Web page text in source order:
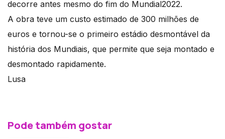
decorre antes mesmo do fim do Mundial2022.
A obra teve um custo estimado de 300 milhões de
euros e tornou-se o primeiro estádio desmontável da
história dos Mundiais, que permite que seja montado e
desmontado rapidamente.
Lusa
Pode também gostar